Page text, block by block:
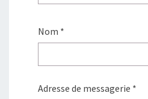
Nom *
Adresse de messagerie *